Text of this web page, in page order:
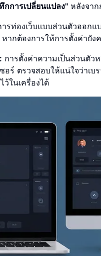
การเปลี่ยนแปลง" หลังจาก
รท่องเว็บแบบส่วนตัวออก
กต้องการให้การตั้งค่ายัง
การตั้งค่าความเป็นส่วนตัว
ร์ ตรวจสอบให้แน่ใจว่าเ
ในเครื่องได้